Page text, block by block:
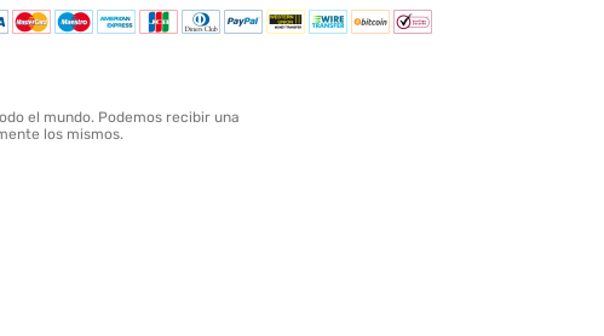
el mundo. Podemos recibir una
los mismos.